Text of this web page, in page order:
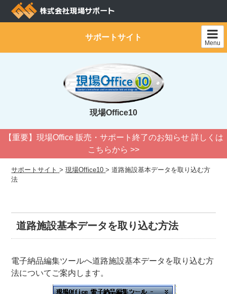
Skip
サポートサイト
Menu
現場Office10
【重要】現場Office 販売・サポート終了のお知らせ 詳しくは
こちらから >>
サポートサイト >現場Office10 >道路施設基本データを取り込む方
法
道路施設基本データを取り込む方法
電子納品編集ツールへ道路施設基本データを取り込む方
法についてご案内します。